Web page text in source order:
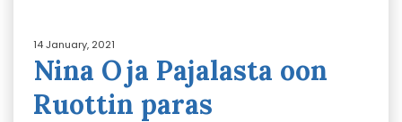
14 January, 2021
Nina Oja Pajalasta oon
Ruottin paras